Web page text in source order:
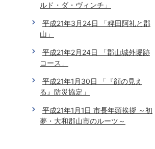
ルド・ダ・ヴィンチ」
平成21年3月24日 「稗田阿礼と郡
山」
平成21年2月24日 「郡山城外堀跡
コース」
平成21年1月30日 「『顔の見え
る』防災協定」
平成21年1月1日 市長年頭挨拶 ～初
夢・大和郡山市のルーツ～